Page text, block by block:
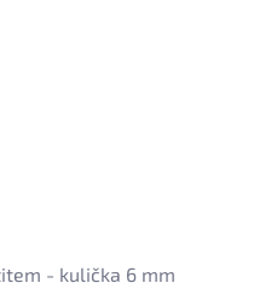
- kulička 6 mm